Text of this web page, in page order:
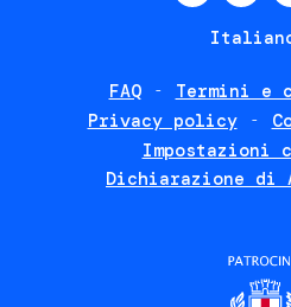
FAQ
Termini e
Privacy policy
Impostazioni
Dichiarazione di